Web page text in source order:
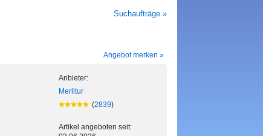
Suchaufträge »
Angebot merken »
Anbieter:
Merlitur
(2839)
Artikel angeboten seit: